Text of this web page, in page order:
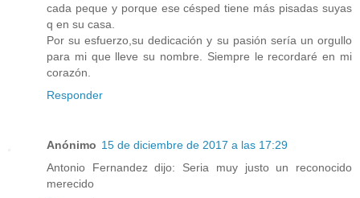
cada peque y porque ese césped tiene más pisadas suyas
q en su casa.
Por su esfuerzo,su dedicación y su pasión sería un orgullo
para mi que lleve su nombre. Siempre le recordaré en mi
corazón.
Responder
Anónimo 15 de diciembre de 2017 a las 17:29
Antonio Fernandez dijo: Seria muy justo un reconocido
merecido